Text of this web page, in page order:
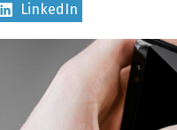
Share
on
LinkedIn